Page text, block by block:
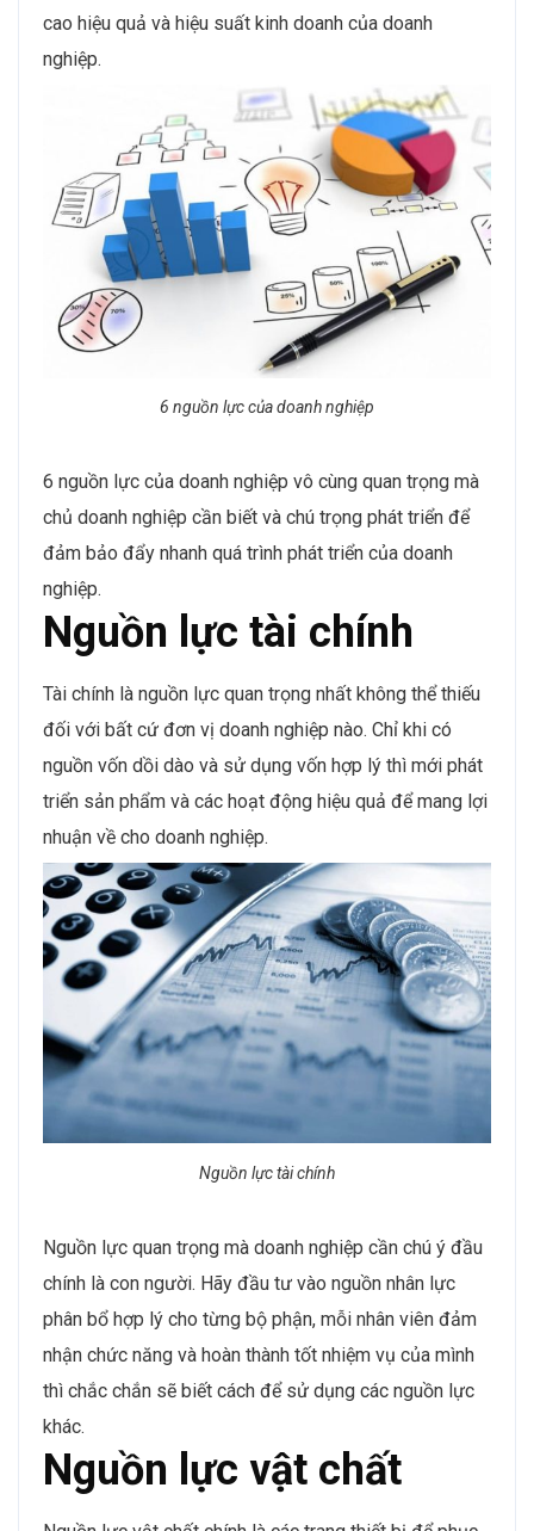
cao hiệu quả và hiệu suất kinh doanh của doanh
nghiệp.
6 nguồn lực của doanh nghiệp
6 nguồn lực của doanh nghiệp vô cùng quan trọng mà
chủ doanh nghiệp cần biết và chú trọng phát triển để
đảm bảo đẩy nhanh quá trình phát triển của doanh
nghiệp.
Nguồn lực tài chính
Tài chính là nguồn lực quan trọng nhất không thể thiếu
đối với bất cứ đơn vị doanh nghiệp nào. Chỉ khi có
nguồn vốn dồi dào và sử dụng vốn hợp lý thì mới phát
triển sản phẩm và các hoạt động hiệu quả để mang lợi
nhuận về cho doanh nghiệp.
Nguồn lực tài chính
Nguồn lực quan trọng mà doanh nghiệp cần chú ý đầu
chính là con người. Hãy đầu tư vào nguồn nhân lực
phân bổ hợp lý cho từng bộ phận, mỗi nhân viên đảm
nhận chức năng và hoàn thành tốt nhiệm vụ của mình
thì chắc chắn sẽ biết cách để sử dụng các nguồn lực
khác.
Nguồn lực vật chất